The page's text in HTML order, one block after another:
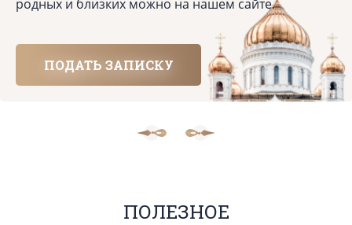
родных и близких можно на нашем сайте.
ПОДАТЬ ЗАПИСКУ
ПОЛЕЗНОЕ